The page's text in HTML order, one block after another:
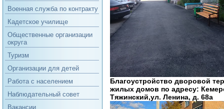
Военная служба по контракту
Кадетское училище
Общественные организации
округа
Туризм
Организации для детей
Работа с населением
Наблюдательный совет
Вакансии
Благоустройство дворовой
жилых домов по адресу:
Тяжинский,ул. Ленина, д. 68а